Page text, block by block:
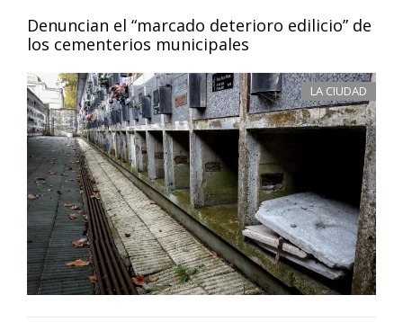
Denuncian el “marcado deterioro edilicio” de
los cementerios municipales
LA CIUDAD